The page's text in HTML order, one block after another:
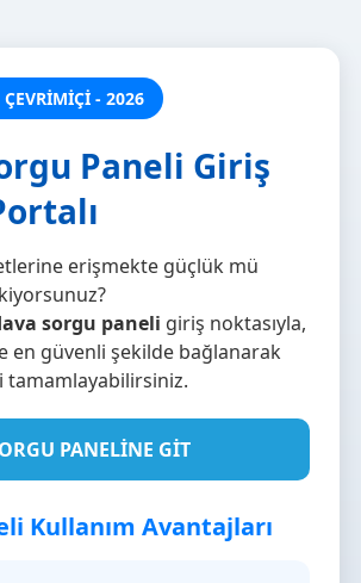
ÇEVRİMİÇİ - 2026
Paneli Giriş
erişmekte güçlük mü
sorgu paneli giriş noktasıyla,
en güvenli şekilde bağlanarak
tamamlayabilirsiniz.
PANELİNE GİT
Kullanım Avantajları